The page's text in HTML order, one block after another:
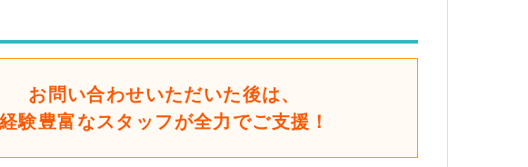
お問い合わせいただいた後は、
経験豊富なスタッフが全力でご支援！